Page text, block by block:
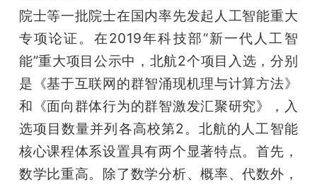
院士等一批院士在国内率先发起人工智能重大
专项论证。在2019年科技部“新一代人工智
能”重大项目公示中，北航2个项目入选，分别
是《基于互联网的群智涌现机理与计算方法》
和《面向群体行为的群智激发汇聚研究》，入
选项目数量并列各高校第2。北航的人工智能
核心课程体系设置具有两个显著特点。首先，
数学比重高。除了数学分析、概率、代数外，